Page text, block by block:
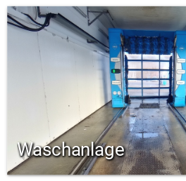
Waschanlage